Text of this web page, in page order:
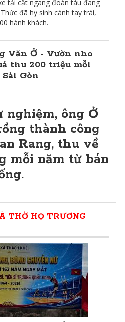
tải cắt ngang đoàn tàu đang
đã hy sinh cánh tay trái,
hành khách.
Văn Ở - Vườn nho
thu 200 triệu mỗi
Gòn
ông Ở
thành công
Rang, thu về
mỗi năm từ bán
THỜ HỌ TRƯƠNG